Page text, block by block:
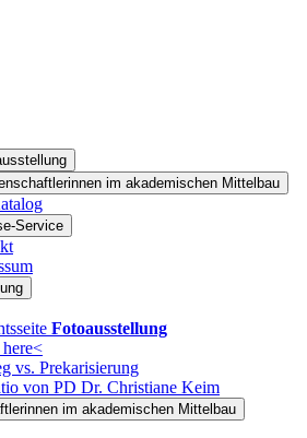
im akademischen Mittelbau
Service
Fotoausstellung
vs. Prekarisierung
von PD Dr. Christiane Keim
im akademischen Mittelbau